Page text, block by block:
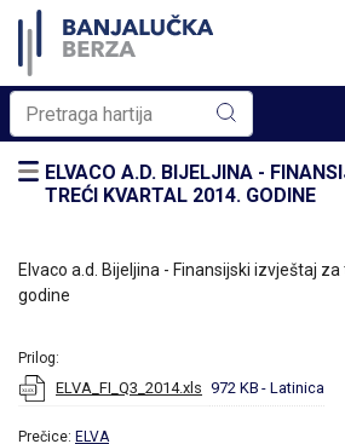
ELVACO A.D. BIJELJINA -
TREĆI KVARTAL 2014. GODINE
Elvaco a.d. Bijeljina - Finansijski izvještaj
godine
Prilog:
ELVA_FI_Q3_2014.xls 972 KB - Latinica
Prečice: ELVA